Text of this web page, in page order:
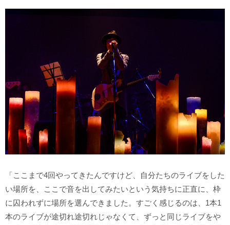
「ここまで4回やってきたんですけど、自分たちのライブをした
い場所を、ここで音を出してみたいという気持ちに正直に、枠
に囚われずに場所を選んできました。すごく感じるのは、1本1
本のライブが途切れ途切れじゃなくて、ずっと同じライブをや